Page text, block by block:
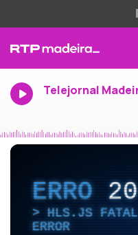
Telejornal
ERRO
HLS.JS FATAL
ERROR